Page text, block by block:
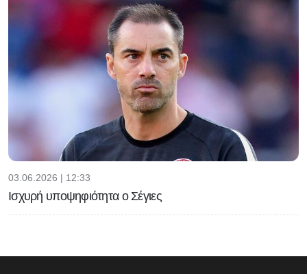
03.06.2026 | 12:33
Ισχυρή υποψηφιότητα ο Σέγιες